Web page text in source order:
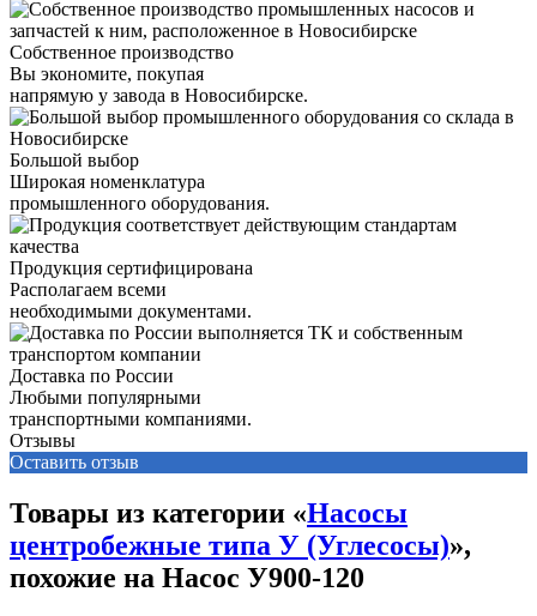
Собственное производство
Вы экономите, покупая
напрямую у завода в Новосибирске.
Большой выбор
Широкая номенклатура
промышленного оборудования.
Продукция сертифицирована
Располагаем всеми
необходимыми документами.
Доставка по России
Любыми популярными
транспортными компаниями.
Отзывы
Оставить отзыв
Товары из категории «Насосы
центробежные типа У (Углесосы)»,
похожие на Насос У900-120